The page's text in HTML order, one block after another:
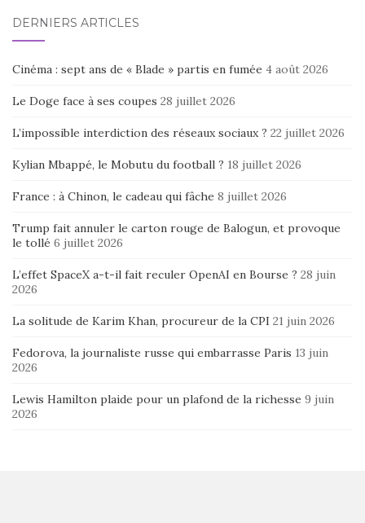
DERNIERS ARTICLES
Cinéma : sept ans de « Blade » partis en fumée 4 août 2026
Le Doge face à ses coupes 28 juillet 2026
L’impossible interdiction des réseaux sociaux ? 22 juillet 2026
Kylian Mbappé, le Mobutu du football ? 18 juillet 2026
France : à Chinon, le cadeau qui fâche 8 juillet 2026
Trump fait annuler le carton rouge de Balogun, et provoque
le tollé 6 juillet 2026
L’effet SpaceX a-t-il fait reculer OpenAI en Bourse ? 28 juin
2026
La solitude de Karim Khan, procureur de la CPI 21 juin 2026
Fedorova, la journaliste russe qui embarrasse Paris 13 juin
2026
Lewis Hamilton plaide pour un plafond de la richesse 9 juin
2026